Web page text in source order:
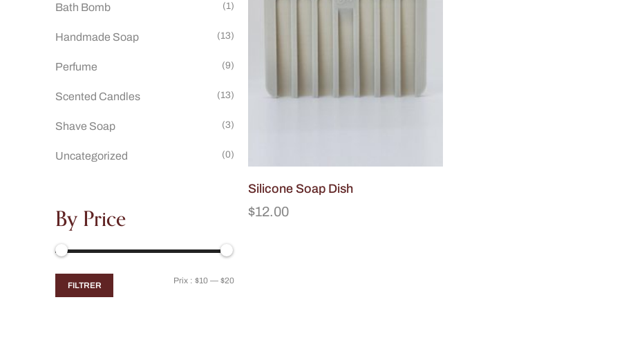
Bath Bomb (1)
Handmade Soap (13)
Perfume (9)
Scented Candles (13)
Shave Soap (3)
Uncategorized (0)
By Price
FILTRER Prix :$10 —$20
Silicone Soap Dish
$12.00